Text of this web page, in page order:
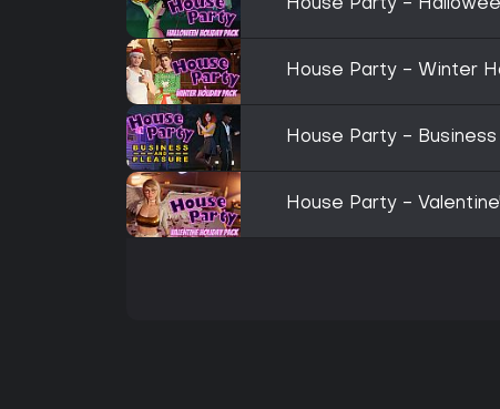
House Party -
House Party - Winter
House Party -
House Party -